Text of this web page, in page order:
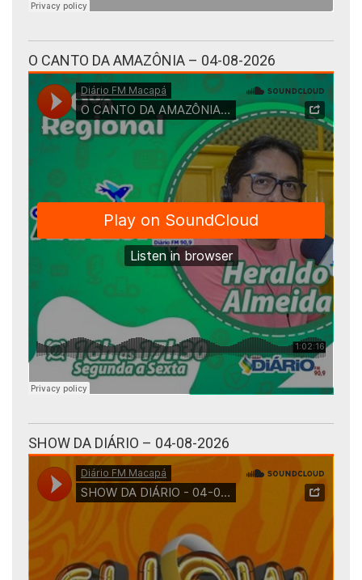
O CANTO DA AMAZÔNIA – 04-08-2026
SHOW DA DIÁRIO – 04-08-2026